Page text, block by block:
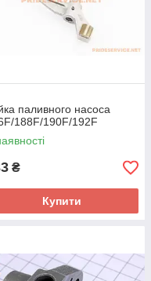
паливного насоса
188F/190F/192F
₴
Купити